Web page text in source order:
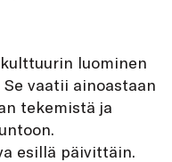
luominen
vaatii ainoastaan
tekemistä ja
esillä päivittäin.